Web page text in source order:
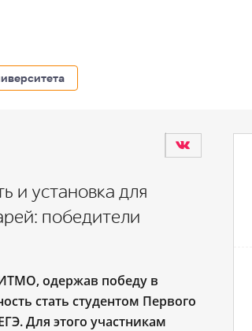
и установка для
победители
одержав победу в
стать студентом Первого
Для этого участникам